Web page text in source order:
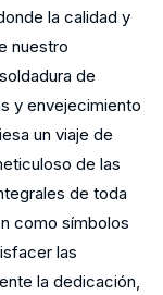
la calidad y
nuestro
de
y envejecimiento
un viaje de
de las
de toda
como símbolos
las
la dedicación,